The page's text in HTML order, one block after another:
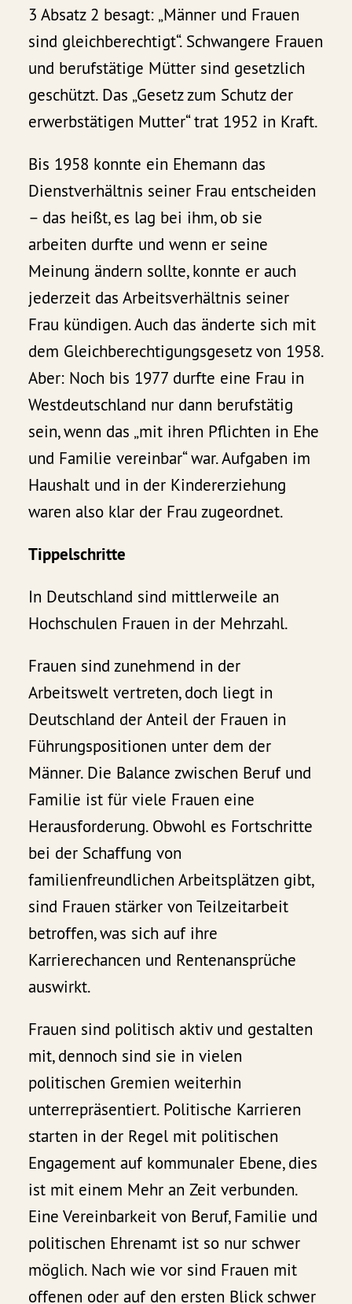
3 Absatz 2 besagt: „Männer und Frauen
sind gleichberechtigt“. Schwangere Frauen
und berufstätige Mütter sind gesetzlich
geschützt. Das „Gesetz zum Schutz der
erwerbstätigen Mutter“ trat 1952 in Kraft.
Bis 1958 konnte ein Ehemann das
Dienstverhältnis seiner Frau entscheiden
– das heißt, es lag bei ihm, ob sie
arbeiten durfte und wenn er seine
Meinung ändern sollte, konnte er auch
jederzeit das Arbeitsverhältnis seiner
Frau kündigen. Auch das änderte sich mit
dem Gleichberechtigungsgesetz von 1958.
Aber: Noch bis 1977 durfte eine Frau in
Westdeutschland nur dann berufstätig
sein, wenn das „mit ihren Pflichten in Ehe
und Familie vereinbar“ war. Aufgaben im
Haushalt und in der Kindererziehung
waren also klar der Frau zugeordnet.
Tippelschritte
In Deutschland sind mittlerweile an
Hochschulen Frauen in der Mehrzahl.
Frauen sind zunehmend in der
Arbeitswelt vertreten, doch liegt in
Deutschland der Anteil der Frauen in
Führungspositionen unter dem der
Männer. Die Balance zwischen Beruf und
Familie ist für viele Frauen eine
Herausforderung. Obwohl es Fortschritte
bei der Schaffung von
familienfreundlichen Arbeitsplätzen gibt,
sind Frauen stärker von Teilzeitarbeit
betroffen, was sich auf ihre
Karrierechancen und Rentenansprüche
auswirkt.
Frauen sind politisch aktiv und gestalten
mit, dennoch sind sie in vielen
politischen Gremien weiterhin
unterrepräsentiert. Politische Karrieren
starten in der Regel mit politischen
Engagement auf kommunaler Ebene, dies
ist mit einem Mehr an Zeit verbunden.
Eine Vereinbarkeit von Beruf, Familie und
politischen Ehrenamt ist so nur schwer
möglich. Nach wie vor sind Frauen mit
offenen oder auf den ersten Blick schwer